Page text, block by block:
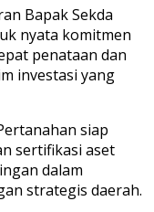
Bapak Sekda
nyata komitmen
penataan dan
investasi yang
siap
sertifikasi aset
dalam
strategis daerah.